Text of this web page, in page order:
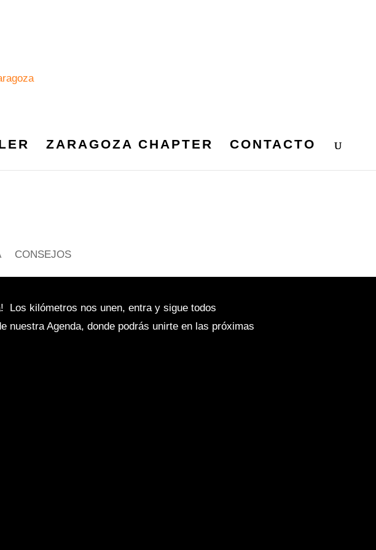
ZARAGOZA CHAPTER CONTACTO
CONSEJOS
Los kilómetros nos unen, entra y sigue todos
nuestra Agenda, donde podrás unirte en las próximas